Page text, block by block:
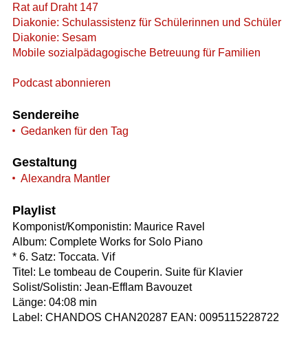
Rat auf Draht 147
Diakonie: Schulassistenz für Schülerinnen und Schüler
Diakonie: Sesam
Mobile sozialpädagogische Betreuung für Familien
Podcast abonnieren
Sendereihe
Gedanken für den Tag
Gestaltung
Alexandra Mantler
Playlist
Komponist/Komponistin: Maurice Ravel
Album: Complete Works for Solo Piano
* 6. Satz: Toccata. Vif
Titel: Le tombeau de Couperin. Suite für Klavier
Solist/Solistin: Jean-Efflam Bavouzet
Länge: 04:08 min
Label: CHANDOS CHAN20287 EAN: 0095115228722